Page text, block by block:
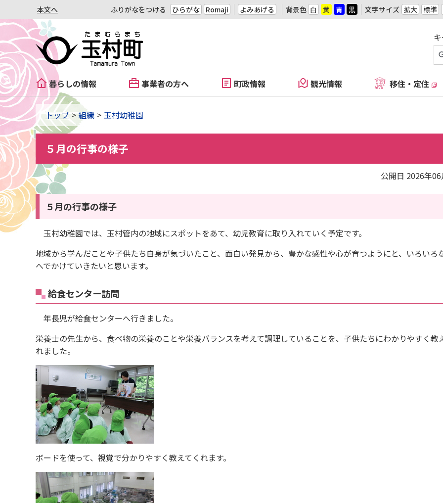
本文へ ふりがなをつける ひらがな Romaji よみあげる 背景色 白 黄 青 黒 文字サイズ 拡大 標準
暮らしの情報 事業者の方へ 町政情報 観光情報 移住・定住
トップ 組織 玉村幼稚園
５月の行事の様子
公開日 2026年
５月の行事の様子
玉村幼稚園では、玉村管内の地域にスポットをあて、幼児教育に取り入れていく予定です。
地域から学んだことや子供たち自身が気づいたこと、面白い発見から、豊かな感性や心が育つようにと、いろいろ
へでかけていきたいと思います。
給食センター訪問
年長児が給食センターへ行きました。
栄養士の先生から、食べ物の栄養のことや栄養バランスを考えて調理していることを、子供たちにわかりやすく教
れました。
ボードを使って、視覚で分かりやすく教えてくれます。